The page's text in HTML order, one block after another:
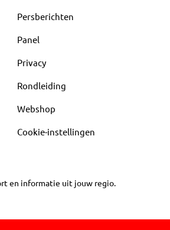
Persberichten
Panel
Privacy
Rondleiding
Webshop
Cookie-instellingen
en informatie uit jouw regio.